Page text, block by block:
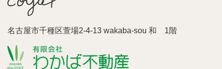
名古屋市千種区萱場2-4-13 wakaba-sou 和 1階